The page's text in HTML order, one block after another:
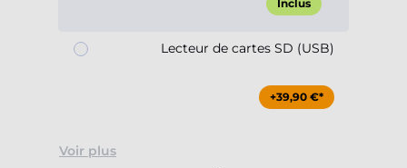
Inclus
Lecteur de cartes SD (USB)
+39,90 €*
Voir plus